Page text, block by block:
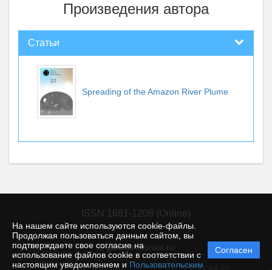
На нашем сайте используются cookie-файлы.
Продолжая пользоваться данным сайтом, вы
подтверждаете свое согласие на
использование файлов cookie в соответствии с
настоящим уведомлением и Пользовательским
Согласен
Произведения автора
Статьи
Spreading of the Amazon River Plume
ISSN 1681-1208 (Online)
© gcras.editorum.ru
Политика
защиты и
Powered by